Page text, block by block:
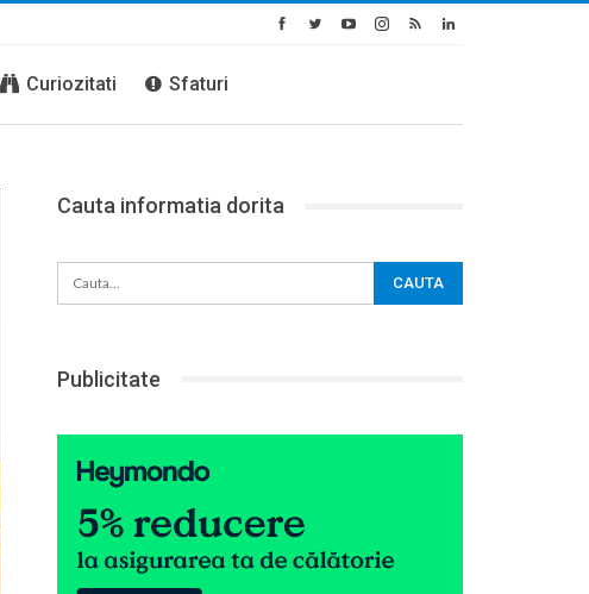
Curiozitati Sfaturi
Cauta informatia dorita
Publicitate